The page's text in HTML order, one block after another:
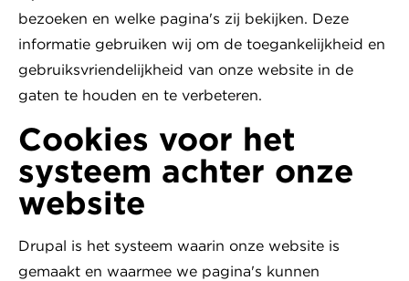
bezoeken en welke pagina's zij bekijken. Deze
informatie gebruiken wij om de toegankelijkheid en
gebruiksvriendelijkheid van onze website in de
gaten te houden en te verbeteren.
Cookies voor het
systeem achter onze
website
Drupal is het systeem waarin onze website is
gemaakt en waarmee we pagina's kunnen